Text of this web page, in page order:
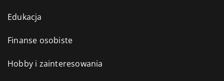
Edukacja
Finanse osobiste
Hobby i zainteresowania